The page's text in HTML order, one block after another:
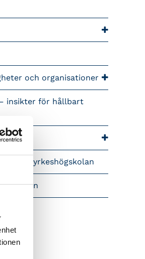
och organisationer
insikter för hållbart
för yrkeshögskolan